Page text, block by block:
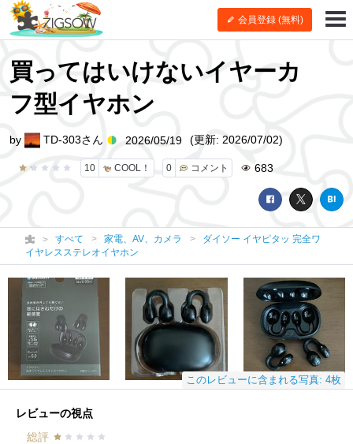
会員登録 (無料)
買ってはいけないイヤーカ
フ型イヤホン
10 COOL！ 0 コメント 683
by TD-303さん 2026/05/19 (更新: 2026/07/02)
すべて 家電、AV、カメラ
ダイソー イヤピタッ 完全ワ
イヤレスステレオイヤホン
このレビューに含まれる写真: 4枚
レビューの視点
総評